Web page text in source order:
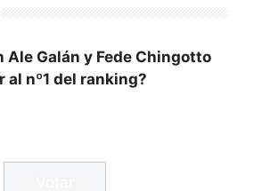
Ale Galán y Fede Chingotto
al nº1 del ranking?